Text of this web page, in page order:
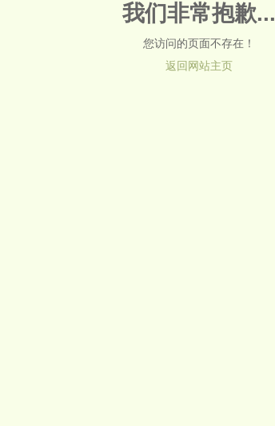
我们非常抱歉...
您访问的页面不存在！
返回网站主页